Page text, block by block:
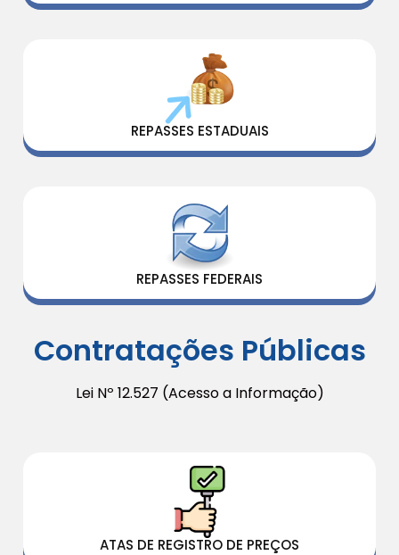
REPASSES ESTADUAIS
REPASSES FEDERAIS
Contratações Públicas
Lei Nº 12.527 (Acesso a Informação)
ATAS DE REGISTRO DE PREÇOS